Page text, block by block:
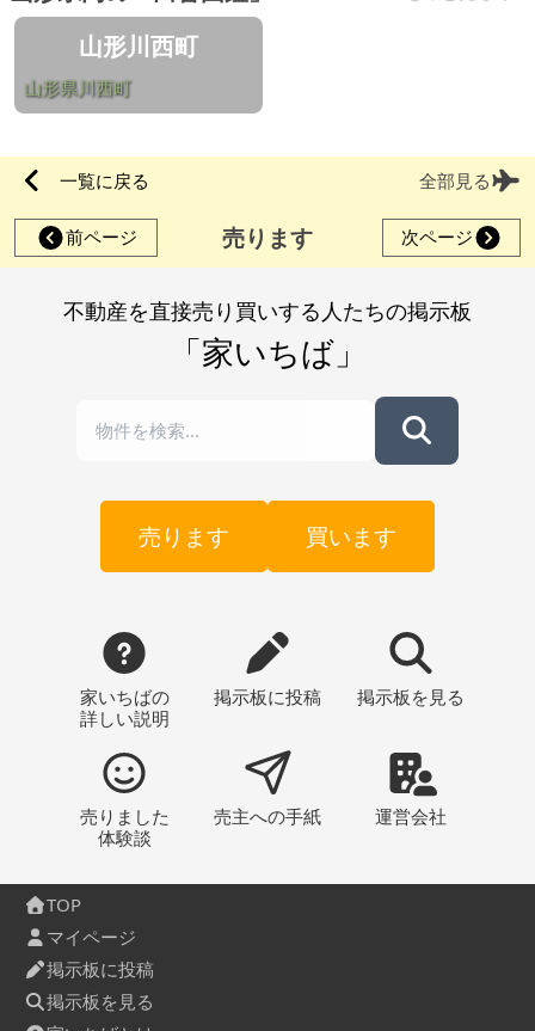
山形川西町
山形県川西町
一覧に戻る 全部見る
前ページ 売ります 次ページ
不動産を直接売り買いする人たちの掲示板
「家いちば」
売ります 買います
家いちばの
詳しい説明
掲示板に投稿 掲示板 を見る
売りました
体験談
売主への手紙 運営会社
TOP
マイページ
掲示板に投稿
掲示板を見る